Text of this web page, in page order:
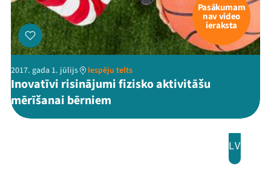
Pasākumam
nav video
ieraksta
2017. gada 1. jūlijs Iespēju telts
Inovatīvi risinājumi fizisko aktivitāšu
mērīšanai bērniem
LV